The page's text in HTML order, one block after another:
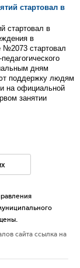
стартовал в
стартовал в
в
№2073 стартовал
дням
поддержку людям
на официальной
занятии
сайта ссылка на